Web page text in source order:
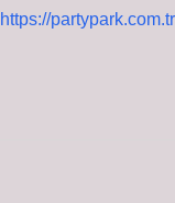
https://partypark.com.tr